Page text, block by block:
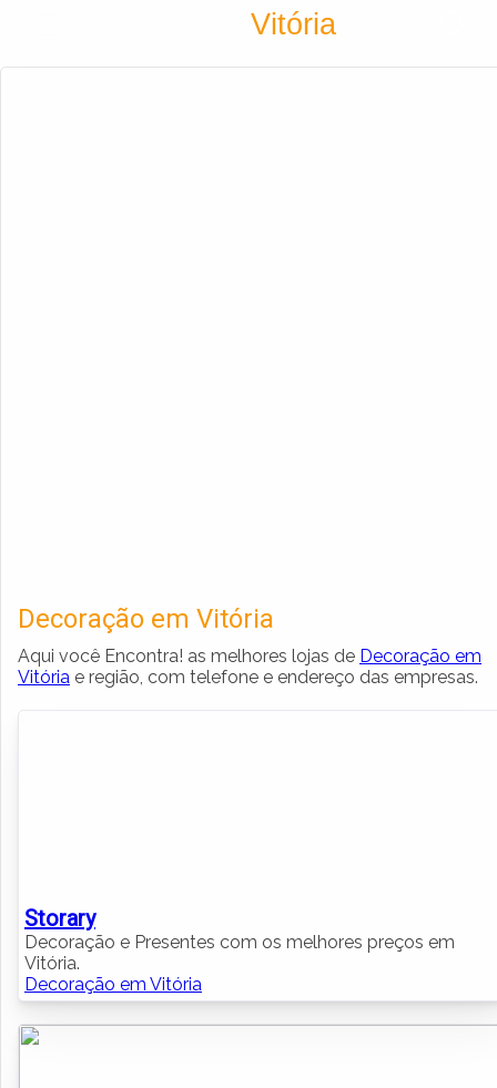
Vitória
Decoração em Vitória
Aqui você Encontra! as melhores lojas de Decoração em
Vitória e região, com telefone e endereço das empresas.
Storary
Decoração e Presentes com os melhores preços em
Vitória.
Decoração em Vitória